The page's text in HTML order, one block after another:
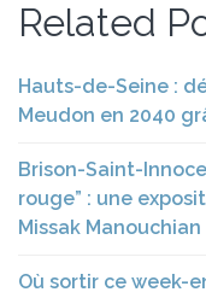
Related
Hauts-de-Seine :
Meudon en 2040
Brison-Saint-
rouge” : une
Missak Manouchian
Où sortir ce week-